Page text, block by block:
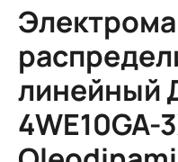
линейный
4WE10GA-